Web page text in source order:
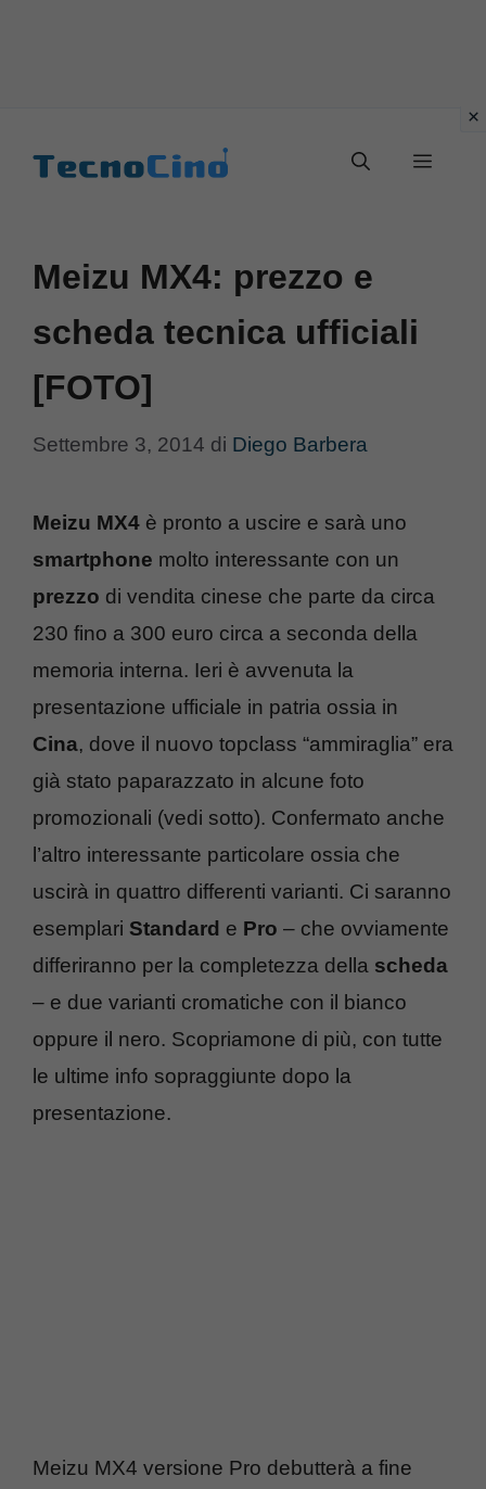
Menu
Meizu MX4: prezzo e
scheda tecnica ufficiali
[FOTO]
Settembre 3, 2014 di Diego Barbera
Meizu MX4 è pronto a uscire e sarà uno
smartphone molto interessante con un
prezzo di vendita cinese che parte da circa
230 fino a 300 euro circa a seconda della
memoria interna. Ieri è avvenuta la
presentazione ufficiale in patria ossia in
Cina, dove il nuovo topclass “ammiraglia” era
già stato paparazzato in alcune foto
promozionali (vedi sotto). Confermato anche
l’altro interessante particolare ossia che
uscirà in quattro differenti varianti. Ci saranno
esemplari Standard e Pro – che ovviamente
differiranno per la completezza della scheda
– e due varianti cromatiche con il bianco
oppure il nero. Scopriamone di più, con tutte
le ultime info sopraggiunte dopo la
presentazione.
Meizu MX4 versione Pro debutterà a fine